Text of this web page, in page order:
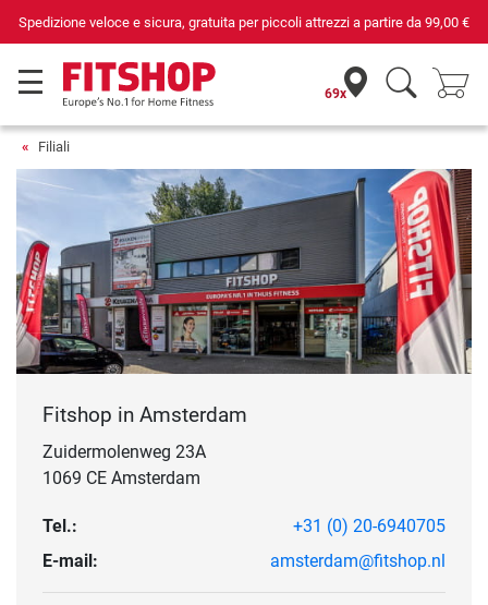
Spedizione veloce e sicura, gratuita per piccoli attrezzi a partire da 99,00 €
69x
Filiali
Fitshop in Amsterdam
Zuidermolenweg 23A
1069 CE Amsterdam
Tel.:
+31 (0) 20-6940705
E-mail:
amsterdam@fitshop.nl